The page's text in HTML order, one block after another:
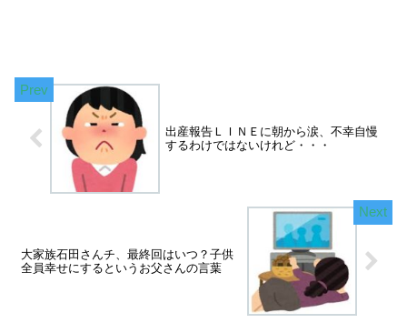
出産報告ＬＩＮＥに朝から涙、不幸自慢
するわけではないけれど・・・
大家族石田さんチ、最終回はいつ？子供
全員幸せにするというお父さんの言葉